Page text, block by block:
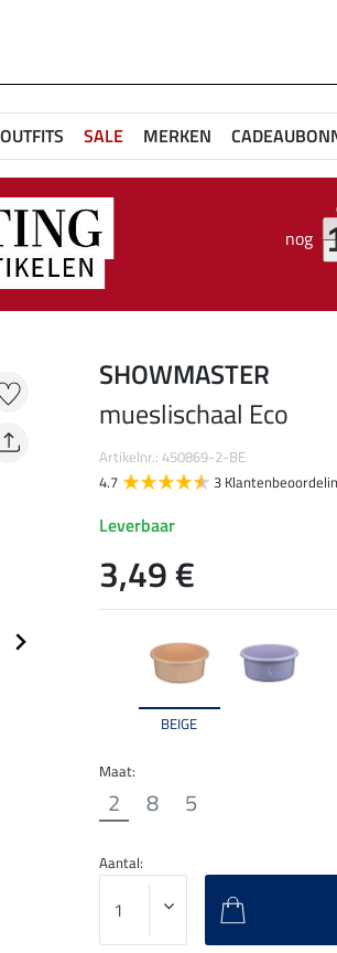
OUTFITS SALE MERKEN
nog
BEIGE
Maat:
2 8 5
SHOWMASTER
mueslischaal Eco
Artikelnr.: 450869-2-BE
4.7
3
Leverbaar
3,49 €
Aantal: